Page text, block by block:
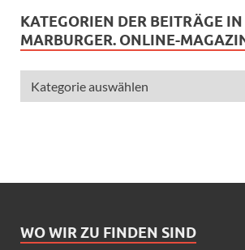
KATEGORIEN DER BEITRÄGE
MARBURGER. ONLINE-
WO WIR ZU FINDEN SIND